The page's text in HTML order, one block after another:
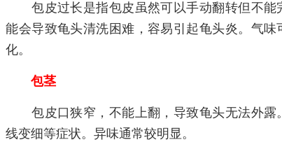
包皮过长是指包皮虽然可以手动翻转但不能
能会导致龟头清洗困难，容易引起龟头炎。气
化。
包茎
包皮口狭窄，不能上翻，导致龟头无法外露
线变细等症状。异味通常较明显。